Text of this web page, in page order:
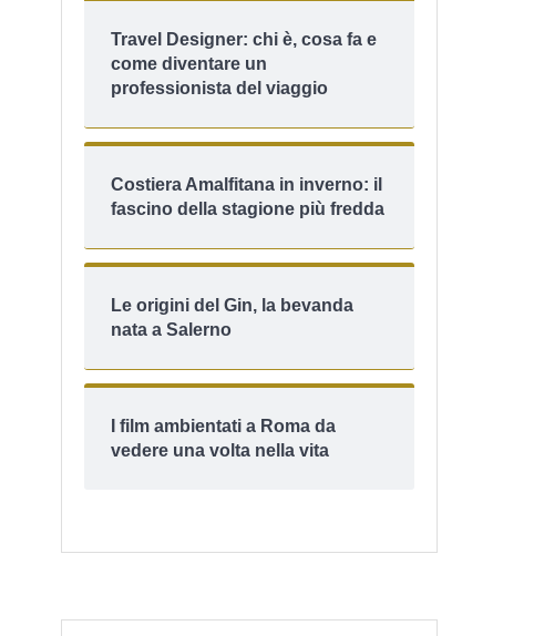
Travel Designer: chi è, cosa fa e
come diventare un
professionista del viaggio
Costiera Amalfitana in inverno: il
fascino della stagione più fredda
Le origini del Gin, la bevanda
nata a Salerno
I film ambientati a Roma da
vedere una volta nella vita